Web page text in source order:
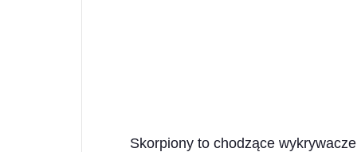
Skorpiony to chodzące